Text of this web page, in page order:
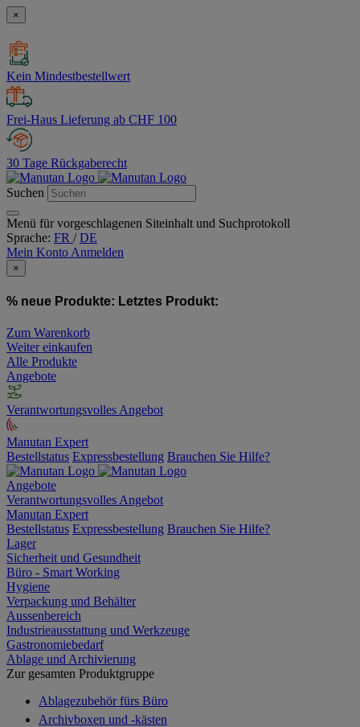
×
Kein Mindestbestellwert
Frei-Haus Lieferung ab CHF 100
30 Tage Rückgaberecht
Suchen
Menü für vorgeschlagenen Siteinhalt und Suchprotokoll
Sprache: FR /DE
Mein Konto Anmelden
×
% neue Produkte: Letztes Produkt:
Zum Warenkorb
Weiter einkaufen
Alle Produkte
Angebote
Verantwortungsvolles Angebot
Manutan Expert
Bestellstatus Expressbestellung Brauchen Sie Hilfe?
Angebote
Verantwortungsvolles Angebot
Manutan Expert
Bestellstatus Expressbestellung Brauchen Sie Hilfe?
Lager
Sicherheit und Gesundheit
Büro - Smart Working
Hygiene
Verpackung und Behälter
Aussenbereich
Industrieausstattung und Werkzeuge
Gastronomiebedarf
Ablage und Archivierung
Zur gesamten Produktgruppe
Ablagezubehör fürs Büro
Archivboxen und -kästen